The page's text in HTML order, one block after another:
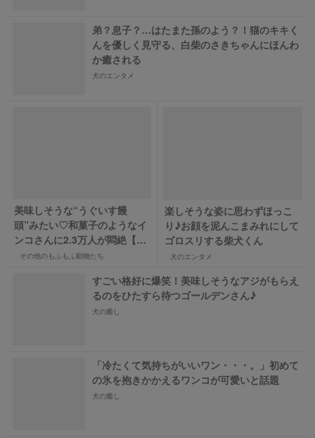
弟？息子？…はたまた孫のよう？！猫のキキく
んを優しく見守る、白柴のさきちゃんにほんわ
か癒される
犬のエンタメ
美味しそうな“うぐいす饅
頭”みたい♡和菓子のようなイ
ンコさんに2.3万人が悶絶【バ
ズ部】
その他のもふもふ動物たち
楽しそうな姿に思わずほっこ
り♪お顔を泥んこまみれにして
ゴロスリする柴犬くん
犬のエンタメ
すごい格好に爆笑！美味しそうなアジがもらえ
るのをひたすら待つゴールデンさん♪
犬の癒し
「冷たくて気持ちがいいワン・・・。」初めて
の氷を抱きかかえるワンコが可愛いと話題
犬の癒し